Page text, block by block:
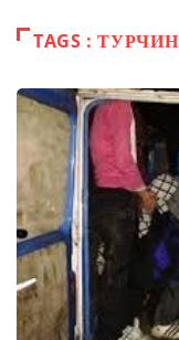
TAGS : ТУРЧИН